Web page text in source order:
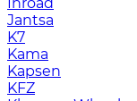
Jantsa
K7
Kama
Kapsen
KFZ